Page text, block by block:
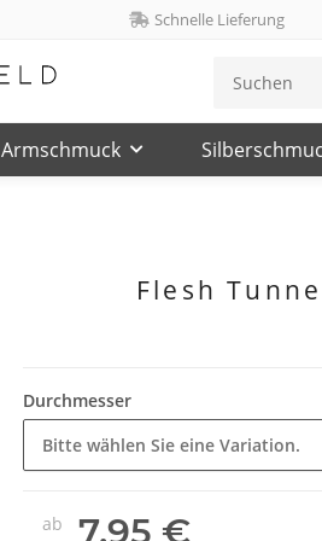
Schnelle Lieferung
Armschmuck
Flesh
Durchmesser
Bitte wählen Sie eine Variation.
ab